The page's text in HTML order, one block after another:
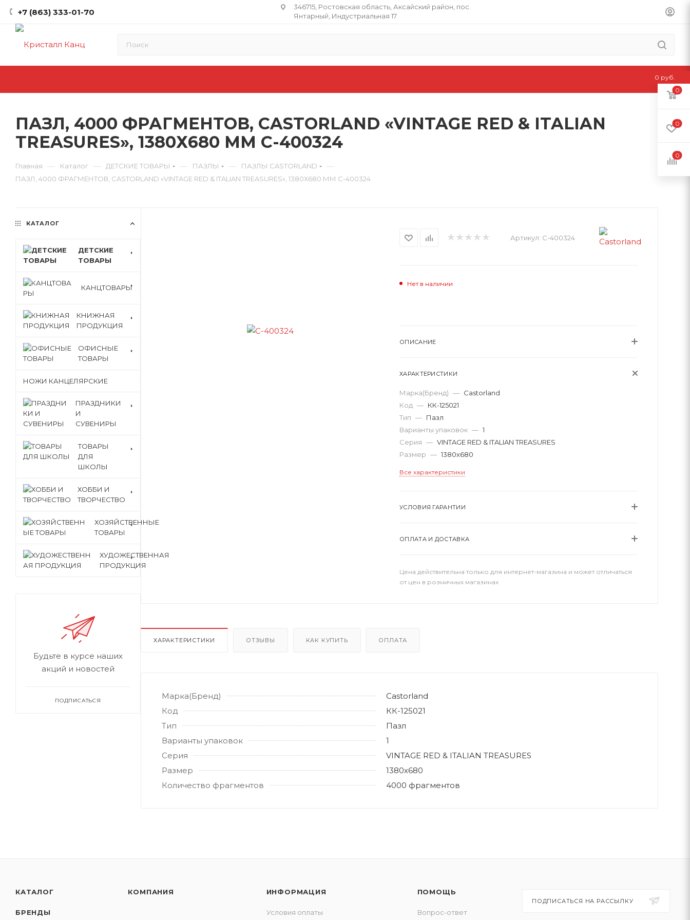
+7 (863) 333-01-70
346715, Ростовская область​, Аксайский район, пос.
Янтарный, Индустриальная 17
ПАЗЛ, 4000 ФРАГМЕНТОВ, CASTORLAND «VINTAGE RED & ITALIAN
TREASURES», 1380Х680 ММ C-400324
Главная — Каталог — ДЕТСКИЕ ТОВАРЫ — ПАЗЛЫ — ПАЗЛЫ CASTORLAND —
ПАЗЛ, 4000 ФРАГМЕНТОВ, CASTORLAND «VINTAGE RED & ITALIAN TREASURES», 1380Х680 ММ C-400324
Артикул: C-400324
Нет в наличии
ОПИСАНИЕ
ХАРАКТЕРИСТИКИ
Марка(Бренд) — Castorland
Код — КК-125021
Тип — Пазл
Варианты упаковок — 1
Серия — VINTAGE RED & ITALIAN TREASURES
Размер — 1380х680
Все характеристики
УСЛОВИЯ ГАРАНТИИ
ОПЛАТА И ДОСТАВКА
Цена действительна только для интернет-магазина и может отличаться
от цен в розничных магазинах
ХАРАКТЕРИСТИКИ ОТЗЫВЫ КАК КУПИТЬ ОПЛАТА
Марка(Бренд)
Castorland
Код
КК-125021
Тип
Пазл
Варианты упаковок
1
Серия
VINTAGE RED & ITALIAN TREASURES
Размер
1380х680
Количество фрагментов
4000 фрагментов
КАТАЛОГ
ДЕТСКИЕ
ТОВАРЫ
КАНЦТОВАРЫ
КНИЖНАЯ
ПРОДУКЦИЯ
ОФИСНЫЕ
ТОВАРЫ
НОЖИ КАНЦЕЛЯРСКИЕ
ПРАЗДНИКИ
И
СУВЕНИРЫ
ТОВАРЫ
ДЛЯ
ШКОЛЫ
ХОББИ И
ТВОРЧЕСТВО
ХОЗЯЙСТВЕННЫЕ
ТОВАРЫ
ХУДОЖЕСТВЕННАЯ
ПРОДУКЦИЯ
Будьте в курсе наших
акций и новостей
ПОДПИСАТЬСЯ
КАТАЛОГ
БРЕНДЫ
КОМПАНИЯ ИНФОРМАЦИЯ
Условия оплаты
ПОМОЩЬ
Вопрос-ответ
ПОДПИСАТЬСЯ НА РАССЫЛКУ
0
0
0
0 руб.